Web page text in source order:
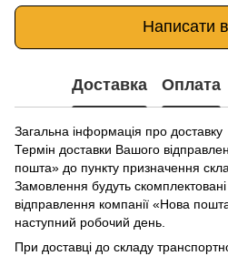
Написати
Доставка Оплата
Загальна інформація про доставку
Термін доставки Вашого
пошта» до пункту призначення
Замовлення будуть
відправлення компанії «Нова
наступний робочий день.
При доставці до складу